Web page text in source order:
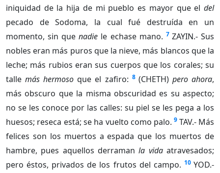
iniquidad de la hija de mi pueblo es mayor que el del
pecado de Sodoma, la cual fué destruída en un
momento, sin quenadie le echase mano. 7 ZAYIN.- Sus
nobles eran más puros que la nieve, más blancos que la
leche; más rubios eran sus cuerpos que los corales; su
tallemás hermoso que el zafiro: 8 (CHETH) pero ahora,
más obscuro que la misma obscuridad es su aspecto;
no se les conoce por las calles: su piel se les pega a los
huesos; reseca está; se ha vuelto como palo. 9 TAV.- Más
felices son los muertos a espada que los muertos de
hambre, pues aquellos derramanla vidaatravesados;
pero éstos, privados de los frutos del campo. 10 YOD.-